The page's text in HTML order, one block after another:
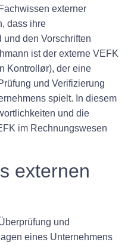
externer
dass ihre
und den Vorschriften
ist der externe VEFK
Kontrollør), der eine
und Verifizierung
spielt. In diesem
und die
im Rechnungswesen
externen
und
eines Unternehmens